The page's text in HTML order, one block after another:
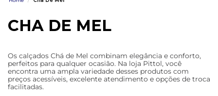
CHA DE MEL
Os calçados Chá de Mel combinam elegância e conforto,
perfeitos para qualquer ocasião. Na loja Pittol, você
encontra uma ampla variedade desses produtos com
preços acessíveis, excelente atendimento e opções de troca
facilitadas.